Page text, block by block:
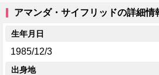
アマンダ・サイフリッドの詳細情
生年月日
1985/12/3
出身地